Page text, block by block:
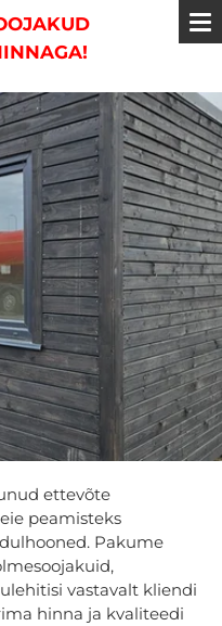
ettevõte
peamisteks
Pakume
vastavalt kliendi
hinna ja kvaliteedi